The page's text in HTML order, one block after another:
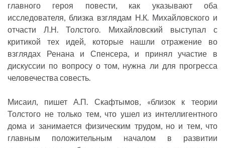
главного героя повести, как указывают оба
исследователя, близка взглядам Н.К. Михайловского и
отчасти Л.Н. Толстого. Михайловский выступал с
критикой тех идей, которые нашли отражение во
взглядах Ренана и Спенсера, и принял участие в
дискуссии по вопросу о том, нужна ли для прогресса
человечества совесть.
Мисаил, пишет А.П. Скафтымов, «близок к теории
Толстого не только тем, что ушел из интеллигентного
дома и занимается физическим трудом, но и тем, что
главным положительным началом в развитии